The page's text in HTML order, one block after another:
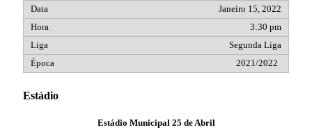
Janeiro 15, 2022
3:30 pm
Segunda Liga
2021/2022
Estádio
Estádio Municipal 25 de Abril